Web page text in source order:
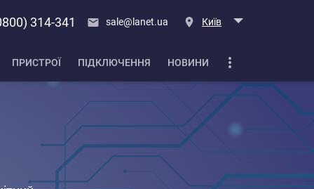
314-341 sale@lanet.ua Київ
ПРИСТРОЇ ПІДКЛЮЧЕННЯ НОВИНИ